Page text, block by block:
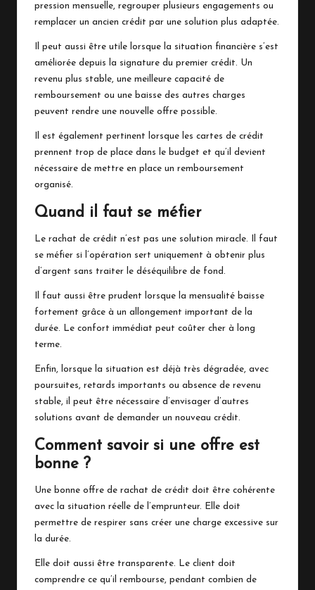
pression mensuelle, regrouper plusieurs engagements ou
remplacer un ancien crédit par une solution plus adaptée.
Il peut aussi être utile lorsque la situation financière s’est
améliorée depuis la signature du premier crédit. Un
revenu plus stable, une meilleure capacité de
remboursement ou une baisse des autres charges
peuvent rendre une nouvelle offre possible.
Il est également pertinent lorsque les cartes de crédit
prennent trop de place dans le budget et qu’il devient
nécessaire de mettre en place un remboursement
organisé.
Quand il faut se méfier
Le rachat de crédit n’est pas une solution miracle. Il faut
se méfier si l’opération sert uniquement à obtenir plus
d’argent sans traiter le déséquilibre de fond.
Il faut aussi être prudent lorsque la mensualité baisse
fortement grâce à un allongement important de la
durée. Le confort immédiat peut coûter cher à long
terme.
Enfin, lorsque la situation est déjà très dégradée, avec
poursuites, retards importants ou absence de revenu
stable, il peut être nécessaire d’envisager d’autres
solutions avant de demander un nouveau crédit.
Comment savoir si une offre est
bonne ?
Une bonne offre de rachat de crédit doit être cohérente
avec la situation réelle de l’emprunteur. Elle doit
permettre de respirer sans créer une charge excessive sur
la durée.
Elle doit aussi être transparente. Le client doit
comprendre ce qu’il rembourse, pendant combien de